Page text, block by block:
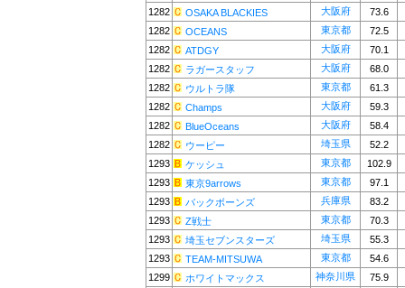
1282
OSAKA BLACKIES 大阪府
73.6
1282
OCEANS 東京都
72.5
1282
ATDGY 大阪府
70.1
1282
ラガースタッフ 大阪府
68.0
1282
ウルトラ隊 東京都
61.3
1282
Champs 大阪府
59.3
1282
BlueOceans 大阪府
58.4
1282
ウーピー 埼玉県
52.2
1293
ケッシュ 東京都
102.9
1293
東京9arrows 東京都
97.1
1293
バックボーンズ 兵庫県
83.2
1293
Z戦士 東京都
70.3
1293
埼玉セブンスターズ 埼玉県
55.3
1293
TEAM-MITSUWA 東京都
54.6
1299
ホワイトマックス 神奈川県 75.9